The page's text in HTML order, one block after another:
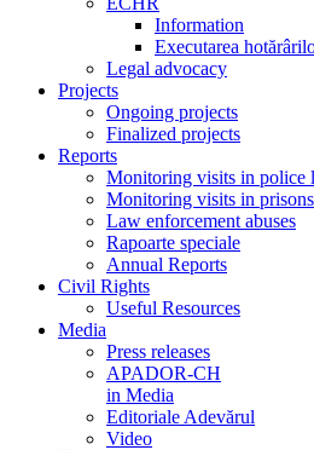
Information
Executarea
Legal advocacy
Projects
Ongoing projects
Finalized projects
Reports
Monitoring visits in police
Monitoring visits in prisons
Law enforcement abuses
Rapoarte speciale
Annual Reports
Civil Rights
Useful Resources
Media
Press releases
APADOR-CH
in Media
Editoriale Adevărul
Video